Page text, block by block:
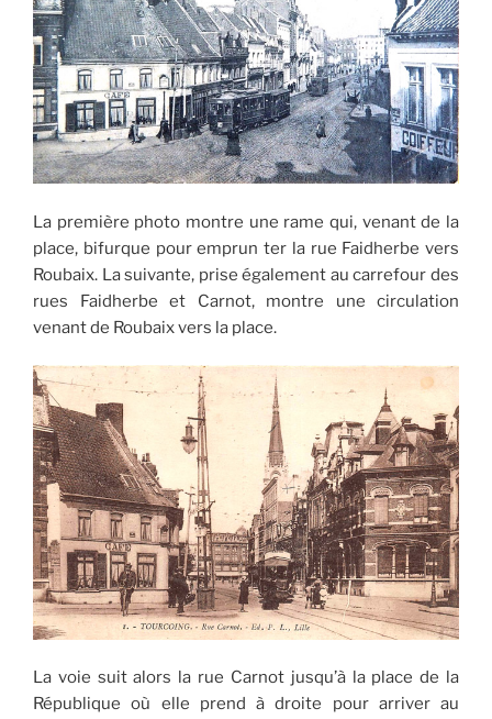
La première photo montre une rame qui, venant de la
place, bifurque pour emprun ter la rue Faidherbe vers
Roubaix. La suivante, prise également au carrefour des
rues Faidherbe et Carnot, montre une circulation
venant de Roubaix vers la place.
La voie suit alors la rue Carnot jusqu’à la place de la
République où elle prend à droite pour arriver au